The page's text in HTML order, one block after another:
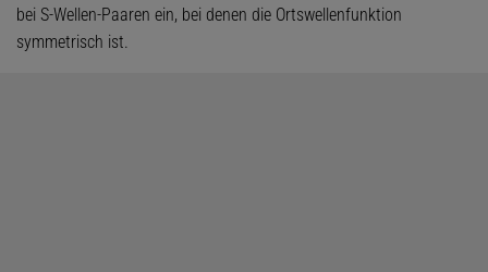
bei S-Wellen-Paaren ein, bei denen die Ortswellenfunktion
symmetrisch ist.